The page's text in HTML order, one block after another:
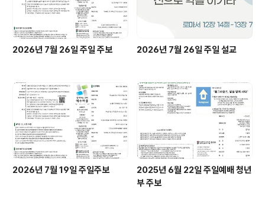
2026년 7월 26일 주일 주보 2026년 7월 26일 주일 설교
2026년 7월 19일 주일주보
2025년 6월 22일 주일예배 청년
부 주보